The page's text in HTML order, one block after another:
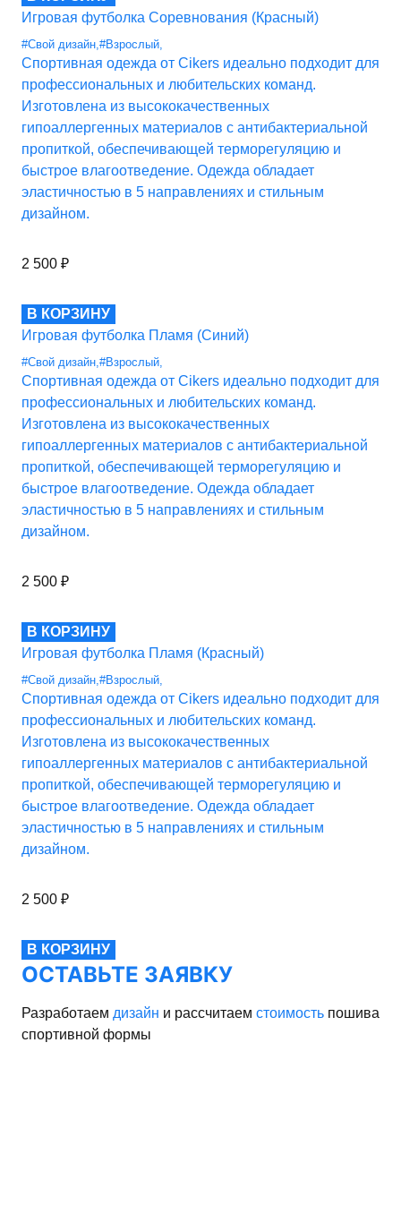
Игровая футболка Соревнования (Красный)
#Свой дизайн,#Взрослый,
Спортивная одежда от Cikers идеально подходит для
профессиональных и любительских команд.
Изготовлена из высококачественных
гипоаллергенных материалов с антибактериальной
пропиткой, обеспечивающей терморегуляцию и
быстрое влагоотведение. Одежда обладает
эластичностью в 5 направлениях и стильным
дизайном.
2 500 ₽
В КОРЗИНУ
Игровая футболка Пламя (Синий)
#Свой дизайн,#Взрослый,
Спортивная одежда от Cikers идеально подходит для
профессиональных и любительских команд.
Изготовлена из высококачественных
гипоаллергенных материалов с антибактериальной
пропиткой, обеспечивающей терморегуляцию и
быстрое влагоотведение. Одежда обладает
эластичностью в 5 направлениях и стильным
дизайном.
2 500 ₽
В КОРЗИНУ
Игровая футболка Пламя (Красный)
#Свой дизайн,#Взрослый,
Спортивная одежда от Cikers идеально подходит для
профессиональных и любительских команд.
Изготовлена из высококачественных
гипоаллергенных материалов с антибактериальной
пропиткой, обеспечивающей терморегуляцию и
быстрое влагоотведение. Одежда обладает
эластичностью в 5 направлениях и стильным
дизайном.
2 500 ₽
В КОРЗИНУ
ОСТАВЬТЕ ЗАЯВКУ
Разработаем дизайн и рассчитаем стоимость пошива
спортивной формы